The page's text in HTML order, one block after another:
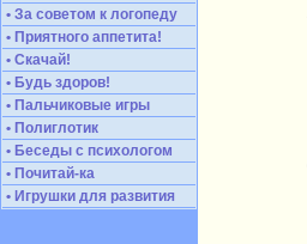
• За советом к логопеду
• Приятного аппетита!
• Скачай!
• Будь здоров!
• Пальчиковые игры
• Полиглотик
• Беседы с психологом
• Почитай-ка
• Игрушки для развития